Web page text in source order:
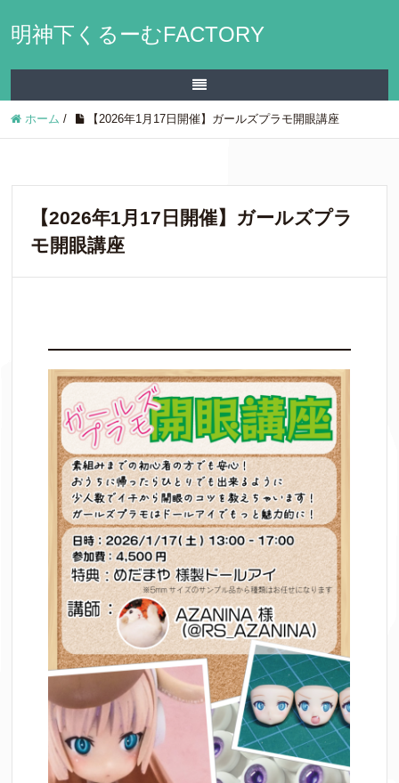
明神下くるーむFACTORY
ホーム / 【2026年1月17日開催】ガールズプラモ開眼講座
【2026年1月17日開催】ガールズプラ
モ開眼講座